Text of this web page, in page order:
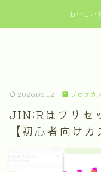
おいしい
2026.06.12 ブログカ
JIN:Rはプリセ
【初心者向けカ